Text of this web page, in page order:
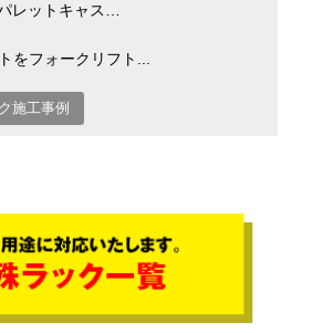
レットキャス…
をフォークリフト...
施工事例